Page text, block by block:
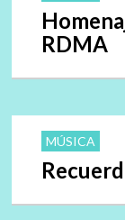
RDMA
MÚSICA